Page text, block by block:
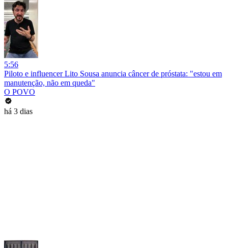
5:56
Piloto e influencer Lito Sousa anuncia câncer de próstata: "estou em
manutenção, não em queda"
O POVO
há 3 dias